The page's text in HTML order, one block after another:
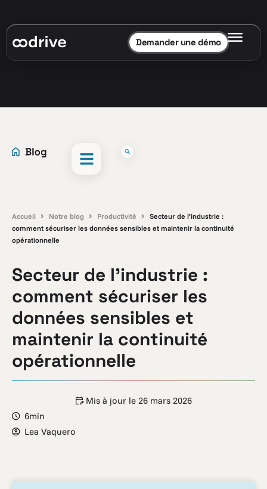
Demander une démo
Accueil Notre blog Productivité
Secteur de l’industrie :
comment sécuriser les données sensibles et maintenir la continuité
opérationnelle
Secteur de l’industrie :
comment sécuriser les
données sensibles et
maintenir la continuité
opérationnelle
Mis à jour le 26 mars 2026
6min
Lea Vaquero